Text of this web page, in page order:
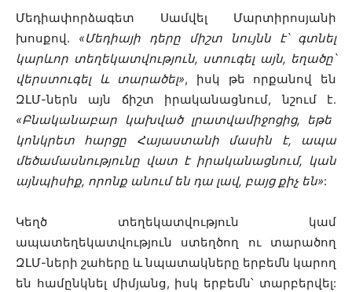
Մեդիափորձագետ Սամվել Մարտիրոսյանի
խոսքով. «Մեդիայի դերը միշտ նույնն է՝ գտնել
կարևոր տեղեկատվություն, ստուգել այն, եղածը՝
վերստուգել և տարածել», իսկ թե որքանով են
ԶԼՄ-ներն այն ճիշտ իրականացնում, նշում է.
«Բնականաբար կախված լրատվամիջոցից, եթե
կոնկրետ հարցը Հայաստանի մասին է, ապա
մեծամասնությունը վատ է իրականացնում, կան
այնպիսիք, որոնք անում են դա լավ, բայց քիչ են»:
Կեղծ տեղեկատվություն կամ
ապատեղեկատվություն ստեղծող ու տարածող
ԶԼՄ-ների շահերը և նպատակները երբեմն կարող
են համընկնել միմյանց, իսկ երբեմն՝ տարբերվել: